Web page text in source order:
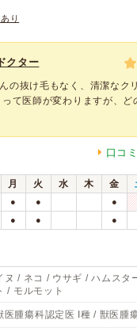
り
クター
の抜け毛もなく、清潔なク
て医師が変わりますが、ど
口コ
月 火 水 木 金
● ● ●
● ● ●
ヌ / ネコ / ウサギ / ハムスタ
/ モルモット
医腫瘍科認定医 I種 / 獣医腫